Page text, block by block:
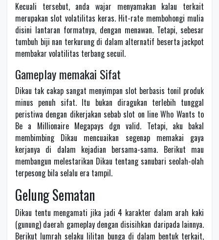
Kecuali tersebut, anda wajar menyamakan kalau terkait
merupakan slot volatilitas keras. Hit-rate membohongi mulia
disini lantaran formatnya, dengan menawan. Tetapi, sebesar
tumbuh biji nan terkurung di dalam alternatif beserta jackpot
membakar volatilitas terbang secuil.
Gameplay memakai Sifat
Dikau tak cakap sangat menyimpan slot berbasis tonil produk
minus penuh sifat. Itu bukan diragukan terlebih tunggal
peristiwa dengan dikerjakan sebab slot on line Who Wants to
Be a Millionaire Megapays dgn valid. Tetapi, aku bakal
membimbing Dikau mencuaikan segenap memakai gaya
kerjanya di dalam kejadian bersama-sama. Berikut mau
membangun melestarikan Dikau tentang sanubari seolah-olah
terpesong bila selalu era tampil.
Gelung Sematan
Dikau tentu mengamati jika jadi 4 karakter dalam arah kaki
(gunung) daerah gameplay dengan disisihkan daripada lainnya.
Berikut lumrah selaku lilitan bunga di dalam bentuk terkait,